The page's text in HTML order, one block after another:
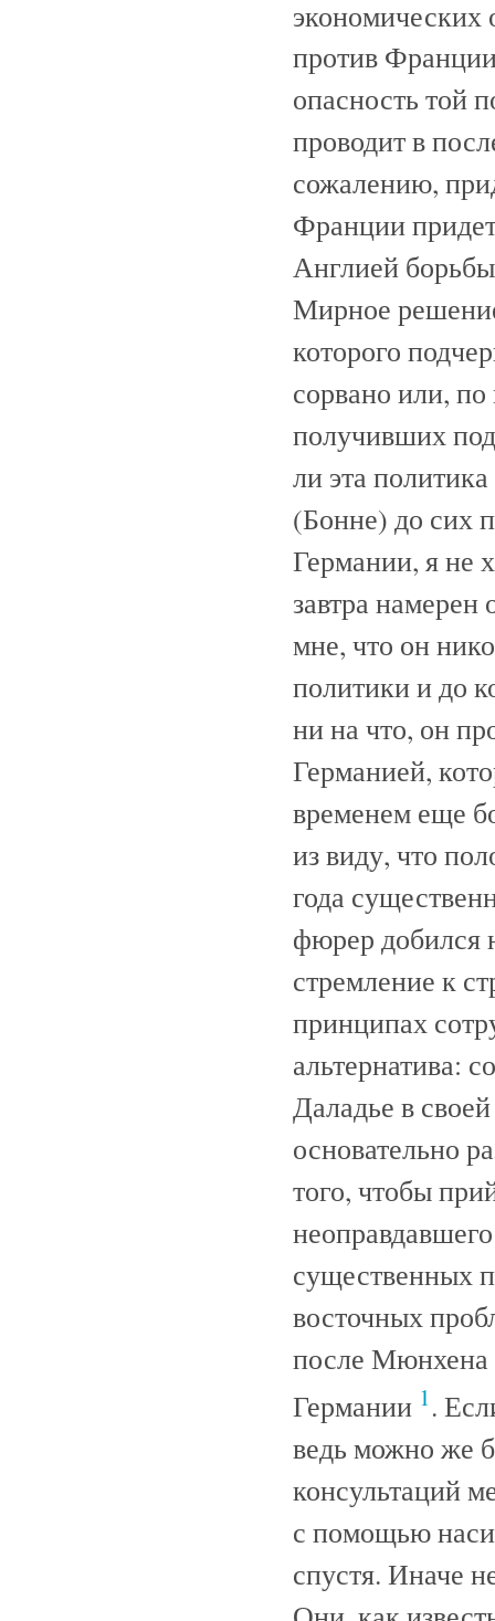
против
опасность той
проводит в
сожалению,
Франции
Англией
Мирное
которого
сорвано или,
получивших
ли эта
(Бонне) до сих
Германии, я не
завтра намерен
мне, что он
политики и до
ни на что, он
Германией,
временем еще
из виду, что
года
фюрер добился
стремление к
принципах
альтернатива:
Даладье в
основательно
того, чтобы
существенных
восточных
после Мюнхена
Германии 1.
ведь можно же
консультаций
с помощью
спустя. Иначе